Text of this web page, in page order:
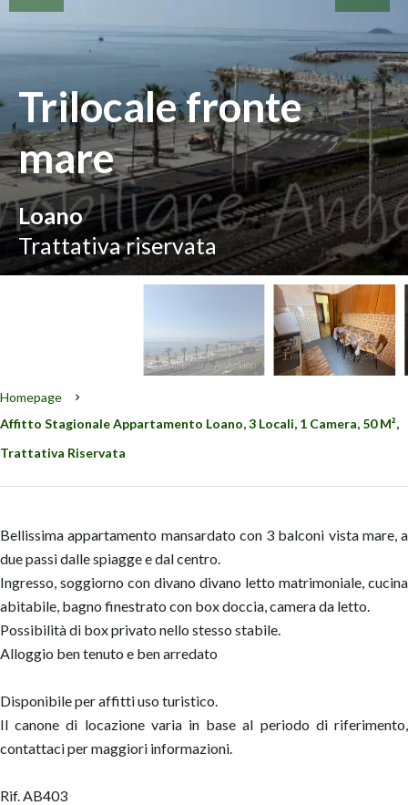
Trilocale fronte
mare
Loano
Trattativa riservata
Homepage
Affitto Stagionale Appartamento Loano, 3 Locali, 1 Camera, 50 M²,
Trattativa Riservata
Bellissima appartamento mansardato con 3 balconi vista mare, a
due passi dalle spiagge e dal centro.
Ingresso, soggiorno con divano divano letto matrimoniale, cucina
abitabile, bagno finestrato con box doccia, camera da letto.
Possibilità di box privato nello stesso stabile.
Alloggio ben tenuto e ben arredato
Disponibile per affitti uso turistico.
Il canone di locazione varia in base al periodo di riferimento,
contattaci per maggiori informazioni.
Rif. AB403